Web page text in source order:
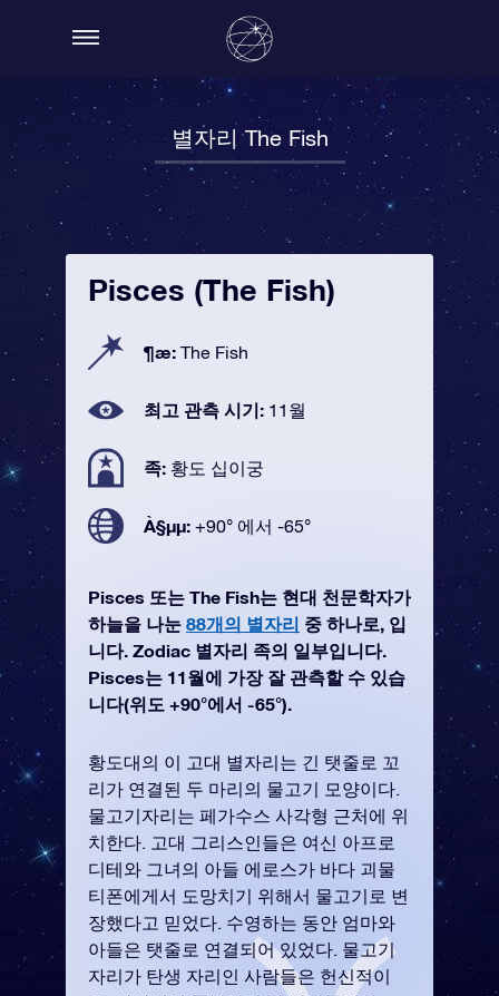
별자리 The Fish
Pisces (The Fish)
¶æ: The Fish
최고 관측 시기: 11월
족: 황도 십이궁
À§µµ: +90° 에서 -65°
Pisces 또는 The Fish는 현대 천문학자가
하늘을 나눈 88개의 별자리 중 하나로, 입
니다. Zodiac 별자리 족의 일부입니다.
Pisces는 11월에 가장 잘 관측할 수 있습
니다(위도 +90°에서 -65°).
황도대의 이 고대 별자리는 긴 탯줄로 꼬
리가 연결된 두 마리의 물고기 모양이다.
물고기자리는 페가수스 사각형 근처에 위
치한다. 고대 그리스인들은 여신 아프로
디테와 그녀의 아들 에로스가 바다 괴물
티폰에게서 도망치기 위해서 물고기로 변
장했다고 믿었다. 수영하는 동안 엄마와
아들은 탯줄로 연결되어 있었다. 물고기
자리가 탄생 자리인 사람들은 헌신적이